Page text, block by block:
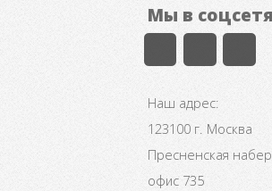
Мы в
Наш адрес:
123100 г. Москва
Пресненская
офис 735